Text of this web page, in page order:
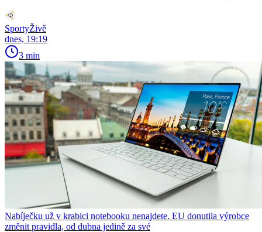
SportyŽivě
dnes, 19:19
3 min
Nabíječku už v krabici notebooku nenajdete. EU donutila výrobce
změnit pravidla, od dubna jedině za své